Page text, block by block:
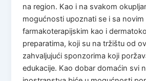
na region. Kao i na svakom
mogućnosti upoznati se i sa novim
farmakoterapijskim kao i
preparatima, koji su na tržištu od
zahvaljujući sponzorima koji
edukacije. Kao dobar domaćin svi